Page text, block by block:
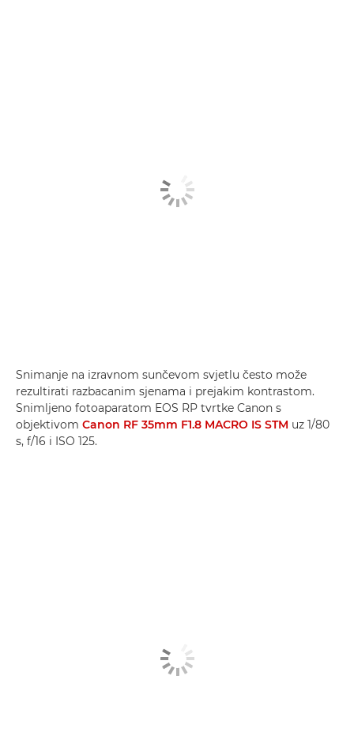
Snimanje na izravnom sunčevom svjetlu često može
rezultirati razbacanim sjenama i prejakim kontrastom.
Snimljeno fotoaparatom EOS RP tvrtke Canon s
objektivom Canon RF 35mm F1.8 MACRO IS STM uz 1/80
s, f/16 i ISO 125.